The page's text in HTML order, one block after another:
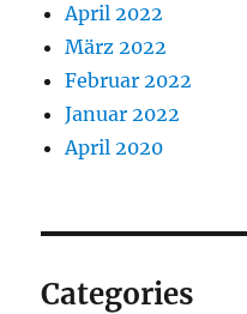
April 2022
März 2022
Februar 2022
Januar 2022
April 2020
Categories